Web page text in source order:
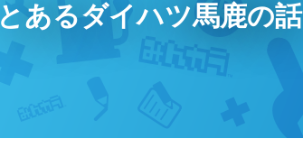
とあるダイハツ馬鹿の話